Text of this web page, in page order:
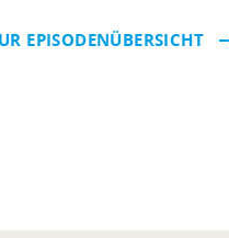
EPISODENÜBERSICHT